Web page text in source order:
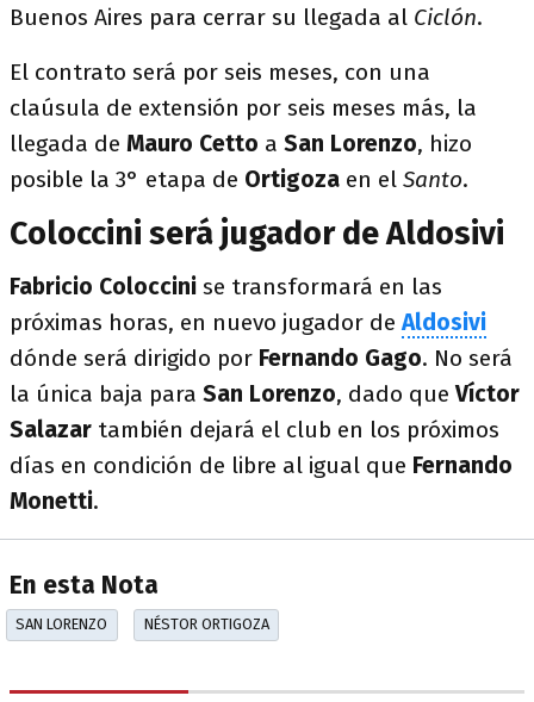
Buenos Aires para cerrar su llegada al Ciclón.
El contrato será por seis meses, con una
claúsula de extensión por seis meses más, la
llegada de Mauro Cetto a San Lorenzo, hizo
posible la 3° etapa de Ortigoza en el Santo.
Coloccini será jugador de Aldosivi
Fabricio Coloccini se transformará en las
próximas horas, en nuevo jugador deAldosivi
dónde será dirigido por Fernando Gago. No será
la única baja para San Lorenzo, dado que Víctor
Salazar también dejará el club en los próximos
días en condición de libre al igual que Fernando
Monetti.
En esta Nota
SAN LORENZO NÉSTOR ORTIGOZA